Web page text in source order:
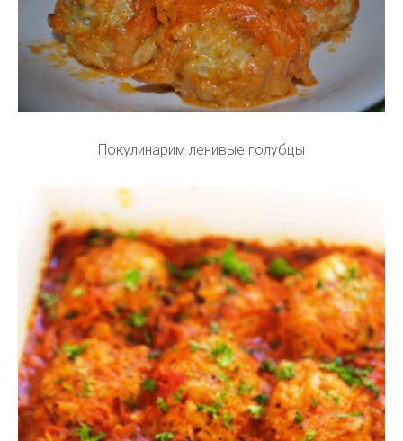
Покулинарим ленивые голубцы